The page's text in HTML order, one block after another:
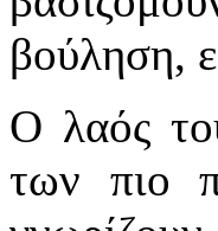
βούληση,
Ο λαός
των πιο